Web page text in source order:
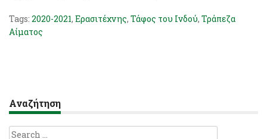
Tags: 2020-2021, Ερασιτέχνης, Τάφος του Ινδού, Τράπεζα
Αίματος
Αναζήτηση
Search